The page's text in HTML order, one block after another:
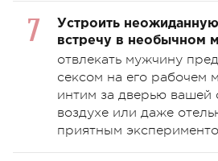
Устроить
встречу в необычном
отвлекать мужчину
сексом на его рабочем
интим за дверью вашей
воздухе или даже
приятным